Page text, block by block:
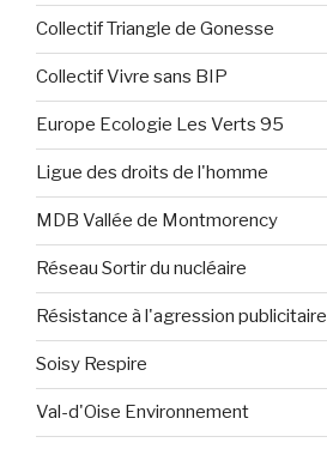
Collectif Triangle de Gonesse
Collectif Vivre sans BIP
Europe Ecologie Les Verts 95
Ligue des droits de l'homme
MDB Vallée de Montmorency
Réseau Sortir du nucléaire
Résistance à l'agression publicitaire
Soisy Respire
Val-d'Oise Environnement